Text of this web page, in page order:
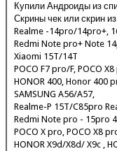
Купили Андроиды из
Скрины чек или скрин
Realme -14pro/14pro+,
Redmi Note pro+ Note
Xiaomi 15T/14T
POCO F7 pro/F, POCO
HONOR 400, Honor 400
SAMSUNG A56/A57,
Realme-P 15T/C85pro
Redmi Note pro - 15pro
POCO X pro, POCO X8
HONOR X9d/X8d/ X9c ,